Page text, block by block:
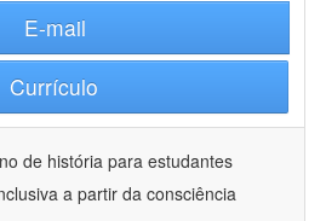
E-mail
Currículo
de história para estudantes
a partir da consciência